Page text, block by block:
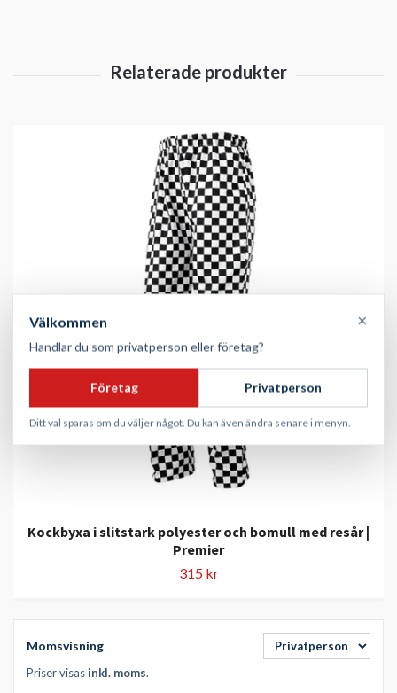
Momsvisning
Priser visasinkl. moms.
Kockbyxa i slitstark polyester och bomull med resår |
Premier
315 kr
Välkommen ×
Handlar du som privatperson eller företag?
Företag Privatperson
Ditt val sparas om du väljer något. Du kan även ändra senare i menyn.